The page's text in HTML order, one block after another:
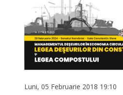
Luni, 05 Februarie 2018 19:10